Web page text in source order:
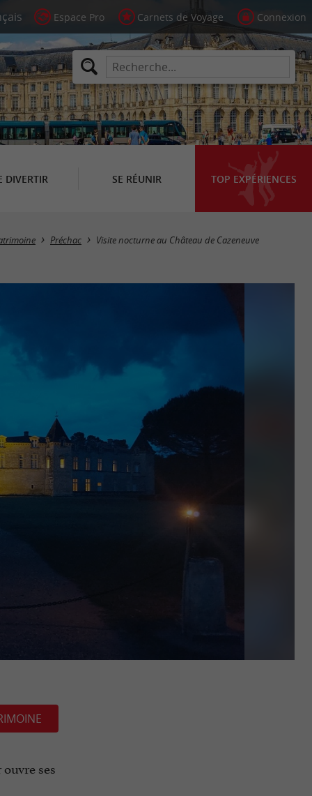
Espace Pro Carnets de Voyage Connexion
DIVERTIR SE RÉUNIR TOP EXPÉRIENCES
Préchac Visite nocturne au Château de Cazeneuve
ses